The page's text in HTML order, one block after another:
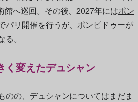
館へ巡回。その後、2027年にはポン
パリ開催を行うが、ポンピドゥーが
。
く変えたデュシャン
の、デュシャンについてはまだま